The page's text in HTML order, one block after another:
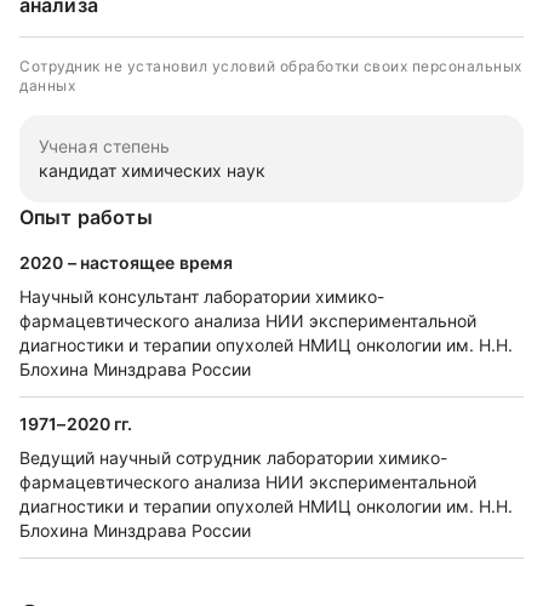
анализа
Сотрудник не установил условий обработки своих персональных
данных
Ученая степень
кандидат химических наук
Опыт работы
2020 – настоящее время
Научный консультант лаборатории химико-
фармацевтического анализа НИИ экспериментальной
диагностики и терапии опухолей НМИЦ онкологии им. Н.Н.
Блохина Минздрава России
1971–2020 гг.
Ведущий научный сотрудник лаборатории химико-
фармацевтического анализа НИИ экспериментальной
диагностики и терапии опухолей НМИЦ онкологии им. Н.Н.
Блохина Минздрава России